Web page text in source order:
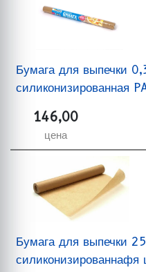
Бумага для выпечки
силиконизированная
146,00
цена
Бумага для выпечки